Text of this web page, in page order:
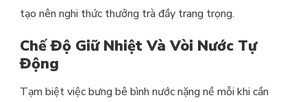
tạo nên nghi thức thưởng trà đầy trang trọng.
Chế Độ Giữ Nhiệt Và Vòi Nước Tự
Động
Tạm biệt việc bưng bê bình nước nặng nề mỗi khi cần